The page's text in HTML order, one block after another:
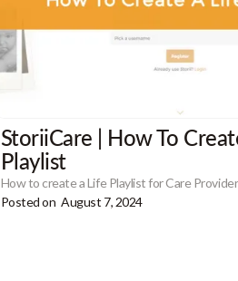
StoriiCare | How To
Playlist
How to create a Life Playlist for Care
Posted on August 7, 2024